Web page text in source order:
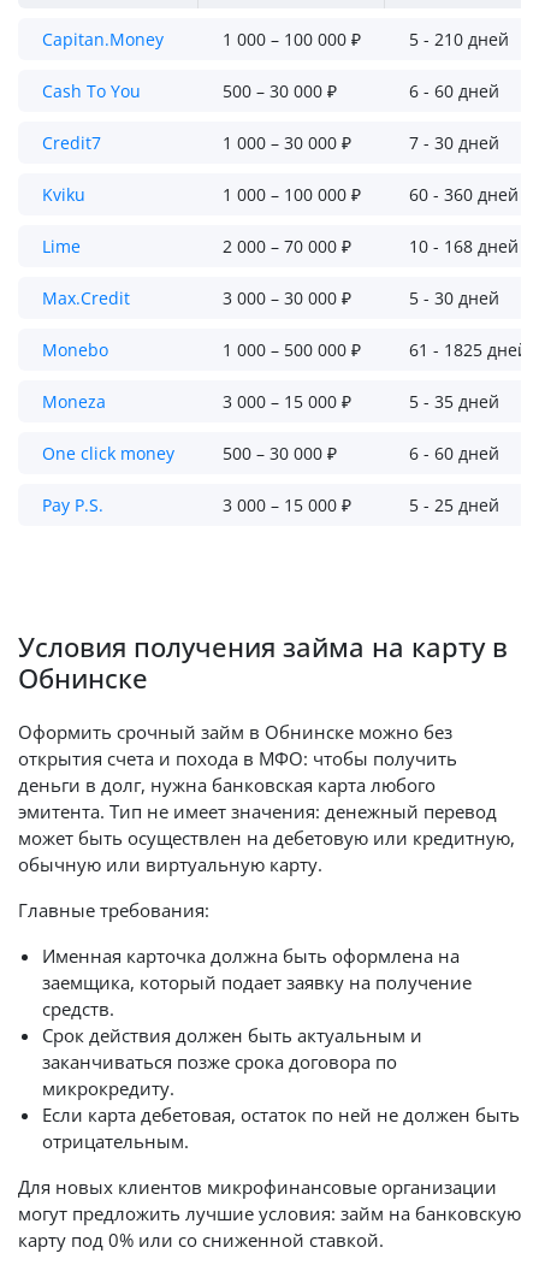
Capitan.Money 1 000 – 100 000 ₽ 5 - 210 дней
Cash To You 500 – 30 000 ₽ 6 - 60 дней
Credit7 1 000 – 30 000 ₽ 7 - 30 дней
Kviku 1 000 – 100 000 ₽ 60 - 360 дней
Lime 2 000 – 70 000 ₽ 10 - 168 дней
Max.Credit 3 000 – 30 000 ₽ 5 - 30 дней
Monebo 1 000 – 500 000 ₽ 61 - 1825 дней
Moneza 3 000 – 15 000 ₽ 5 - 35 дней
One click money 500 – 30 000 ₽ 6 - 60 дней
Pay P.S. 3 000 – 15 000 ₽ 5 - 25 дней
Условия получения займа на карту в
Обнинске
Оформить срочный займ в Обнинске можно без
открытия счета и похода в МФО: чтобы получить
деньги в долг, нужна банковская карта любого
эмитента. Тип не имеет значения: денежный перевод
может быть осуществлен на дебетовую или кредитную,
обычную или виртуальную карту.
Главные требования:
Именная карточка должна быть оформлена на
заемщика, который подает заявку на получение
средств.
Срок действия должен быть актуальным и
заканчиваться позже срока договора по
микрокредиту.
Если карта дебетовая, остаток по ней не должен быть
отрицательным.
Для новых клиентов микрофинансовые организации
могут предложить лучшие условия: займ на банковскую
карту под 0% или со сниженной ставкой.